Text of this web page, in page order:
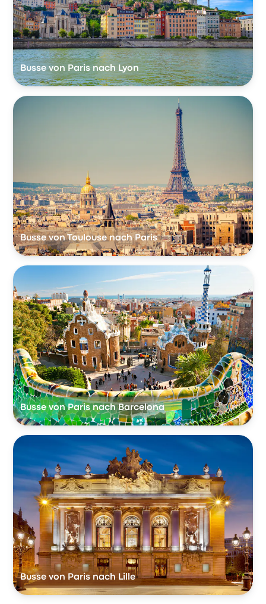
Busse von Paris nach Lyon
Busse von Toulouse nach Paris
Busse von Paris nach Barcelona
Busse von Paris nach Lille